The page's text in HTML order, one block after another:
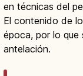
en técnicas del
El contenido de
época, por lo que
antelación.